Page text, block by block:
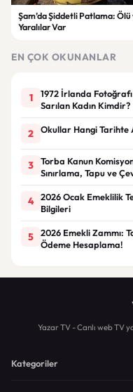
Şam’da Şiddetli Patlama: Ölü
Yaralılar Var
EN ÇOK OKUNANLAR
1
1972 İrlanda
Sarılan Kadın Kimdir?
2 Okullar Hangi Tarihte
3
Torba Kanun
Sınırlama, Tapu ve
4
2026 Ocak Emeklilik
Bilgileri
5
2026 Emekli Zammı:
Ödeme Hesaplama!
Yazar TV - Canlı web TV
Kategoriler